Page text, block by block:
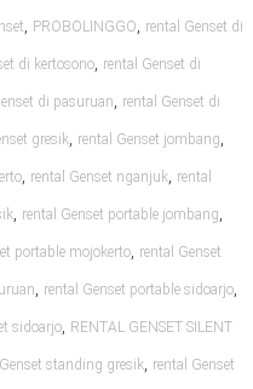
, PROBOLINGGO, rental Genset di
di kertosono, rental Genset di
di pasuruan, rental Genset di
gresik, rental Genset jombang,
, rental Genset nganjuk, rental
, rental Genset portable jombang,
portable mojokerto, rental Genset
, rental Genset portable sidoarjo,
sidoarjo, RENTAL GENSET SILENT
standing gresik, rental Genset